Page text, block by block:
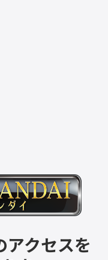
アクセスを